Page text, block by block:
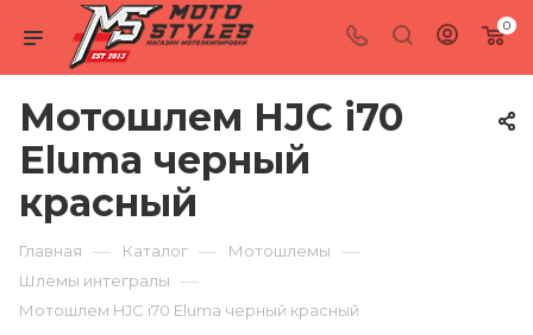
0
Мотошлем HJC i70
Eluma черный
красный
Главная — Каталог — Мотошлемы —
Шлемы интегралы —
Мотошлем HJC i70 Eluma черный красный